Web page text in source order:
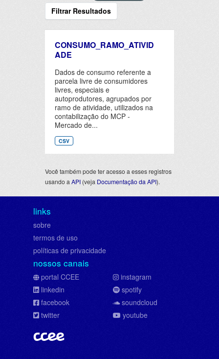
Filtrar Resultados
CONSUMO_RAMO_ATIVID
ADE
Dados de consumo referente a
parcela livre de consumidores
livres, especiais e
autoprodutores, agrupados por
ramo de atividade, utilizados na
contabilização do MCP -
Mercado de...
CSV
Você também pode ter acesso a esses registros
usando a API (veja Documentação da API).
links
sobre
termos de uso
políticas de privacidade
nossos canais
portal CCEE
linkedin
facebook
twitter
instagram
spotify
soundcloud
youtube